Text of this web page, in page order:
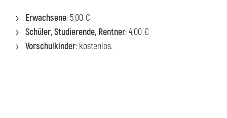
Erwachsene: 5,00 €
Schüler, Studierende, Rentner: 4,00 €
Vorschulkinder: kostenlos.